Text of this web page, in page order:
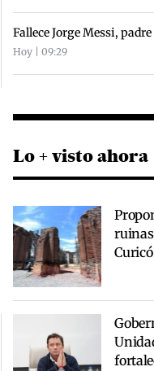
Fallece Jorge Messi,
Hoy | 09:29
Lo + visto ahora
Curicó